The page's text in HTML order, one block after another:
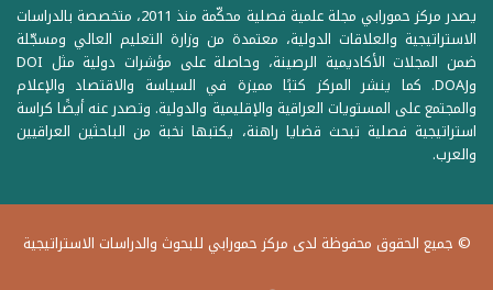
يصدر مركز حمورابي مجلة علمية فصلية محكّمة منذ 2011، متخصصة بالدراسات
الاستراتيجية والعلاقات الدولية، معتمدة من وزارة التعليم العالي ومسجّلة
ضمن المجلات الأكاديمية الرصينة، وحاصلة على مؤشرات دولية مثل DOI
وDOAJ. كما ينشر المركز كتبًا مميزة في السياسة والاقتصاد والإعلام
والمجتمع على المستويات العراقية والإقليمية والدولية. وتصدر عنه أيضًا كراسة
استراتيجية فصلية تبحث قضايا راهنة، يكتبها نخبة من الباحثين العراقيين
والعرب.
© جميع الحقوق محفوظة لدى مركز حمورابي للبحوث والدراسات الاستراتيجية